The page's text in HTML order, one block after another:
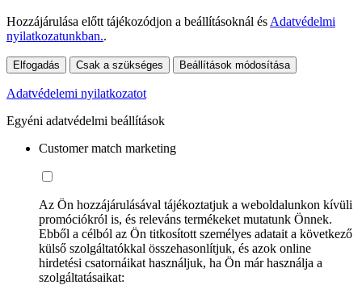
Hozzájárulása előtt tájékozódjon a beállításoknál és Adatvédelmi
nyilatkozatunkban..
Elfogadás Csak a szükséges Beállítások módosítása
Adatvédelemi nyilatkozatot
Egyéni adatvédelmi beállítások
Customer match marketing
Az Ön hozzájárulásával tájékoztatjuk a weboldalunkon kívüli
promóciókról is, és releváns termékeket mutatunk Önnek.
Ebből a célból az Ön titkosított személyes adatait a következő
külső szolgáltatókkal összehasonlítjuk, és azok online
hirdetési csatornáikat használjuk, ha Ön már használja a
szolgáltatásaikat: